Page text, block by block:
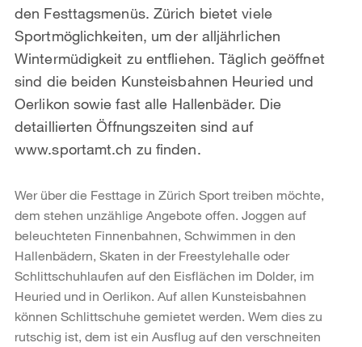
den Festtagsmenüs. Zürich bietet viele
Sportmöglichkeiten, um der alljährlichen
Wintermüdigkeit zu entfliehen. Täglich geöffnet
sind die beiden Kunsteisbahnen Heuried und
Oerlikon sowie fast alle Hallenbäder. Die
detaillierten Öffnungszeiten sind auf
www.sportamt.ch zu finden.
Wer über die Festtage in Zürich Sport treiben möchte,
dem stehen unzählige Angebote offen. Joggen auf
beleuchteten Finnenbahnen, Schwimmen in den
Hallenbädern, Skaten in der Freestylehalle oder
Schlittschuhlaufen auf den Eisflächen im Dolder, im
Heuried und in Oerlikon. Auf allen Kunsteisbahnen
können Schlittschuhe gemietet werden. Wem dies zu
rutschig ist, dem ist ein Ausflug auf den verschneiten